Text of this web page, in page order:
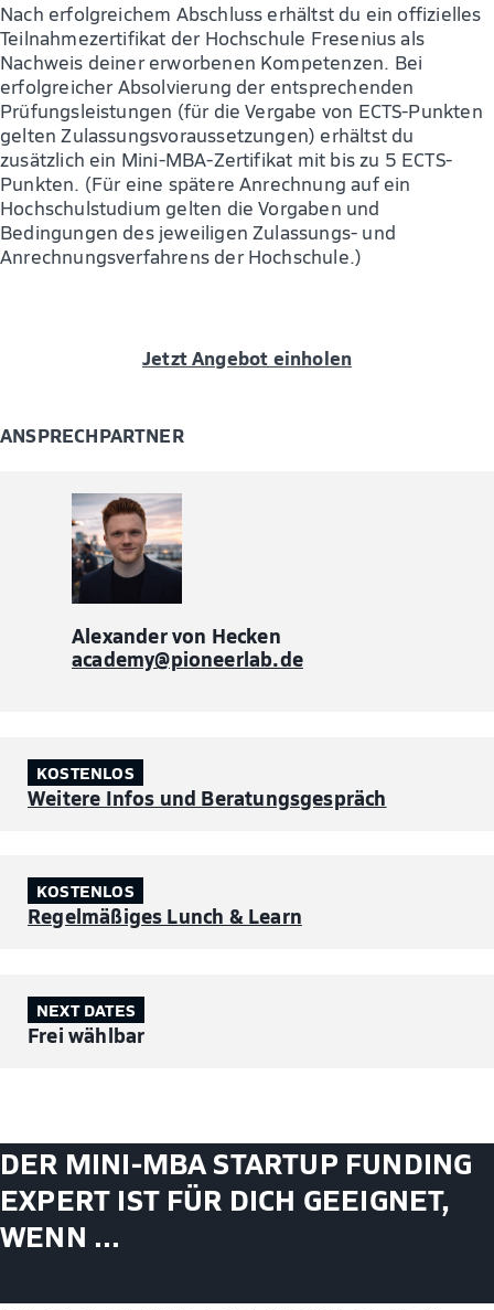
Nach erfolgreichem Abschluss erhältst du ein offizielles
Teilnahmezertifikat der Hochschule Fresenius als
Nachweis deiner erworbenen Kompetenzen. Bei
erfolgreicher Absolvierung der entsprechenden
Prüfungsleistungen (für die Vergabe von ECTS-Punkten
gelten Zulassungsvoraussetzungen) erhältst du
zusätzlich ein Mini-MBA-Zertifikat mit bis zu 5 ECTS-
Punkten. (Für eine spätere Anrechnung auf ein
Hochschulstudium gelten die Vorgaben und
Bedingungen des jeweiligen Zulassungs- und
Anrechnungsverfahrens der Hochschule.)
Jetzt Angebot einholen
ANSPRECHPARTNER
Alexander von Hecken
academy@pioneerlab.de
KOSTENLOS
Weitere Infos und Beratungsgespräch
KOSTENLOS
Regelmäßiges Lunch & Learn
NEXT DATES
Frei wählbar
DER MINI-MBA STARTUP FUNDING
EXPERT IST FÜR DICH GEEIGNET,
WENN …